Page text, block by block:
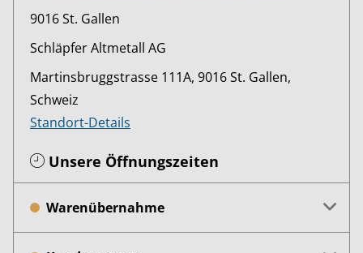
9016 St. Gallen
Schläpfer Altmetall AG
Martinsbruggstrasse 111A, 9016 St. Gallen,
Schweiz
Standort-Details
Unsere Öffnungszeiten
Warenübernahme